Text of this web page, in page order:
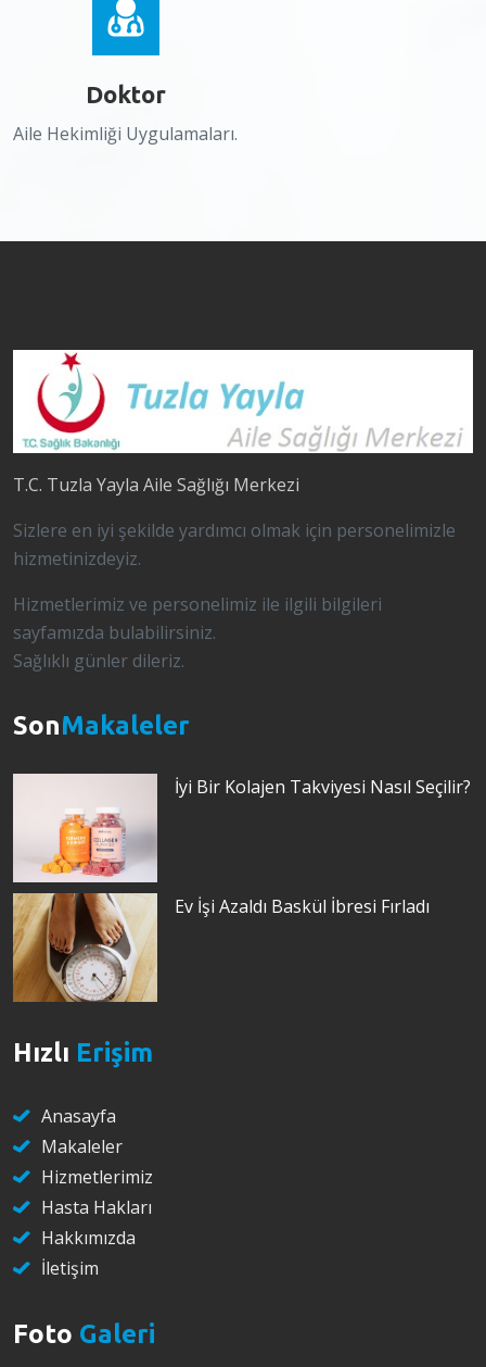
Doktor
Aile Hekimliği Uygulamaları.
T.C. Tuzla Yayla Aile Sağlığı Merkezi
Sizlere en iyi şekilde yardımcı olmak için personelimizle
hizmetinizdeyiz.
Hizmetlerimiz ve personelimiz ile ilgili bilgileri
sayfamızda bulabilirsiniz.
Sağlıklı günler dileriz.
SonMakaleler
İyi Bir Kolajen Takviyesi Nasıl Seçilir?
Ev İşi Azaldı Baskül İbresi Fırladı
Hızlı Erişim
Anasayfa
Makaleler
Hizmetlerimiz
Hasta Hakları
Hakkımızda
İletişim
Foto Galeri